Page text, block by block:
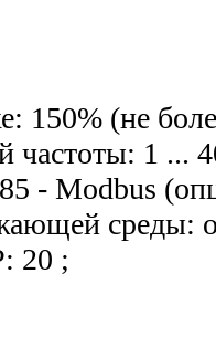
150% (не
частоты: 1 ...
- Modbus
среды:
20 ;